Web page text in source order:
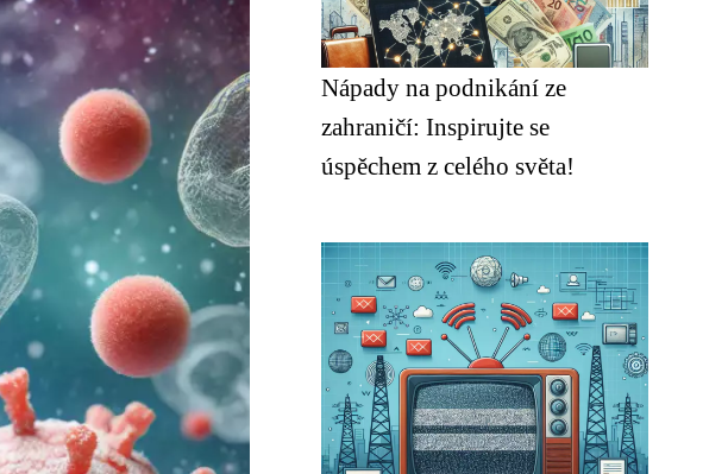
Nápady na podnikání ze
zahraničí: Inspirujte se
úspěchem z celého světa!